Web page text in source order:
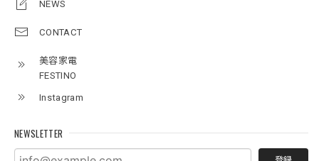
NEWS
CONTACT
美容家電
FESTINO
Instagram
NEWSLETTER